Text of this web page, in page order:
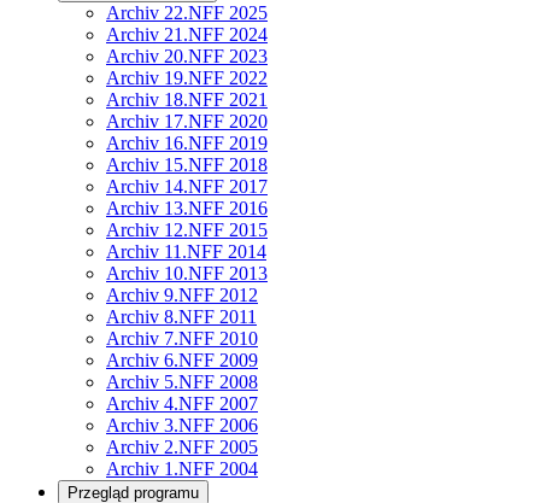
Archiv 22.NFF 2025
Archiv 21.NFF 2024
Archiv 20.NFF 2023
Archiv 19.NFF 2022
Archiv 18.NFF 2021
Archiv 17.NFF 2020
Archiv 16.NFF 2019
Archiv 15.NFF 2018
Archiv 14.NFF 2017
Archiv 13.NFF 2016
Archiv 12.NFF 2015
Archiv 11.NFF 2014
Archiv 10.NFF 2013
Archiv 9.NFF 2012
Archiv 8.NFF 2011
Archiv 7.NFF 2010
Archiv 6.NFF 2009
Archiv 5.NFF 2008
Archiv 4.NFF 2007
Archiv 3.NFF 2006
Archiv 2.NFF 2005
Archiv 1.NFF 2004
Przegląd programu